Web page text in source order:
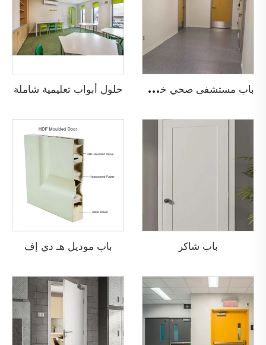
ب
اب مستشفى صحي خشبي مضاد للحريق حلول أبواب تعليمية شاملة
باب شاكر باب موديل هـ دي إف